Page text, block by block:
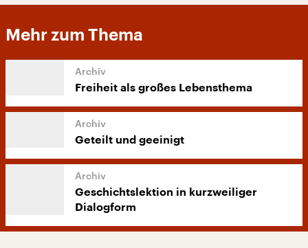
Mehr zum Thema
Freiheit als großes Lebensthema
Geteilt und geeinigt
Geschichtslektion in kurzweiliger
Dialogform